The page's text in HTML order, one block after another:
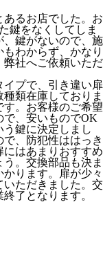
るお店でした。お
鍵をなくしてしま
、鍵がないので、施
わからず、かなり
弊社へご依頼いただ
イプで、引き違い扉
類在庫しておりま
。お客様のご希望
で、安いものでOK
鍵に決定しまし
、防犯性ははっき
にはあまりおすすめ
。交換部品も決ま
ります。扉が少々
ただきました。交
了となります。